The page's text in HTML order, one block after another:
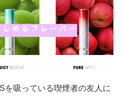
を吸っている喫煙者の友人に